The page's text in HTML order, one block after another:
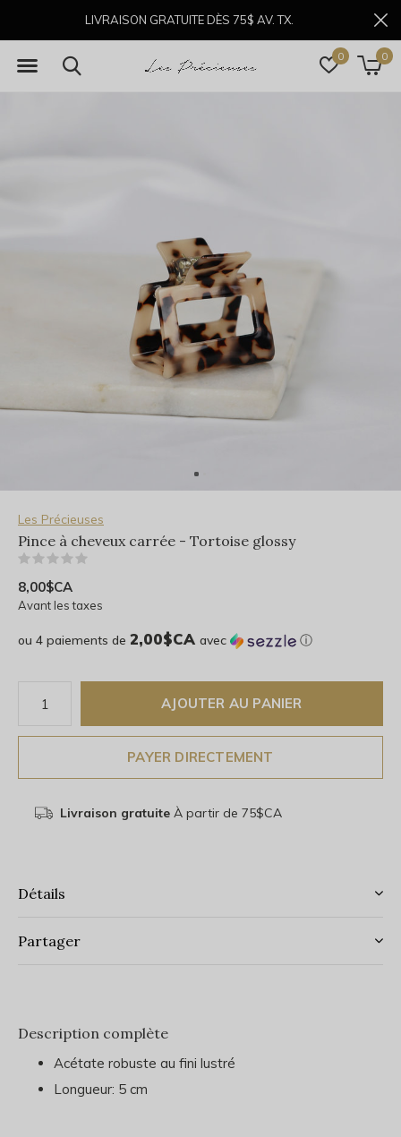
0 0
LIVRAISON GRATUITE DÈS 75$ AV. TX.
Les Précieuses
Pince à cheveux carrée - Tortoise glossy
8,00$CA
Avant les taxes
ou 4 paiements de 2,00$CA avec ⓘ
AJOUTER AU PANIER
PAYER DIRECTEMENT
Livraison gratuiteÀ partir de 75$CA
Détails
Partager
Description complète
Acétate robuste au fini lustré
Longueur: 5 cm